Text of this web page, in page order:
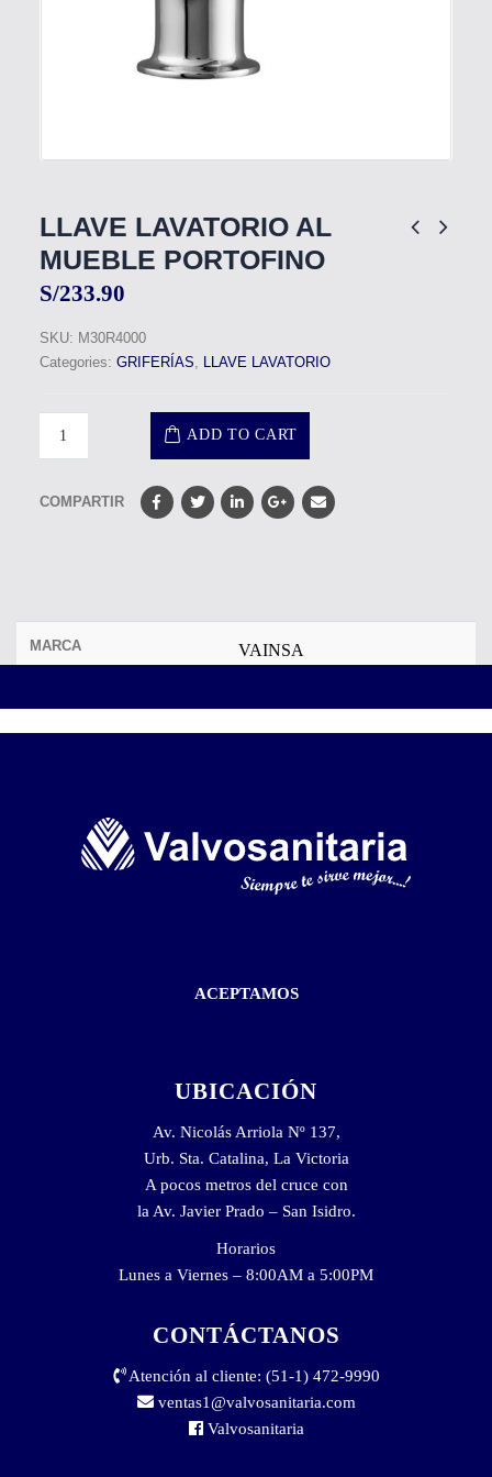
LLAVE LAVATORIO AL
MUEBLE PORTOFINO
S/233.90
SKU: M30R4000
Categories: GRIFERÍAS, LLAVE LAVATORIO
ADD TO CART
COMPARTIR
MARCA VAINSA
ACEPTAMOS
UBICACIÓN
Av. Nicolás Arriola Nº 137,
Urb. Sta. Catalina, La Victoria
A pocos metros del cruce con
la Av. Javier Prado – San Isidro.
Horarios
Lunes a Viernes – 8:00AM a 5:00PM
CONTÁCTANOS
Atención al cliente: (51-1) 472-9990
ventas1@valvosanitaria.com
Valvosanitaria